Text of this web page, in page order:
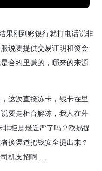
果刚到账银行就打电话说非
说要提供交易证明和资金
合约里赚的，哪来的来源
这次直接冻卡，钱卡在里
要走柜台解冻，我人在外
柜是最近严了吗？欧易提
换渠道把钱安全提出来？
机支招啊……